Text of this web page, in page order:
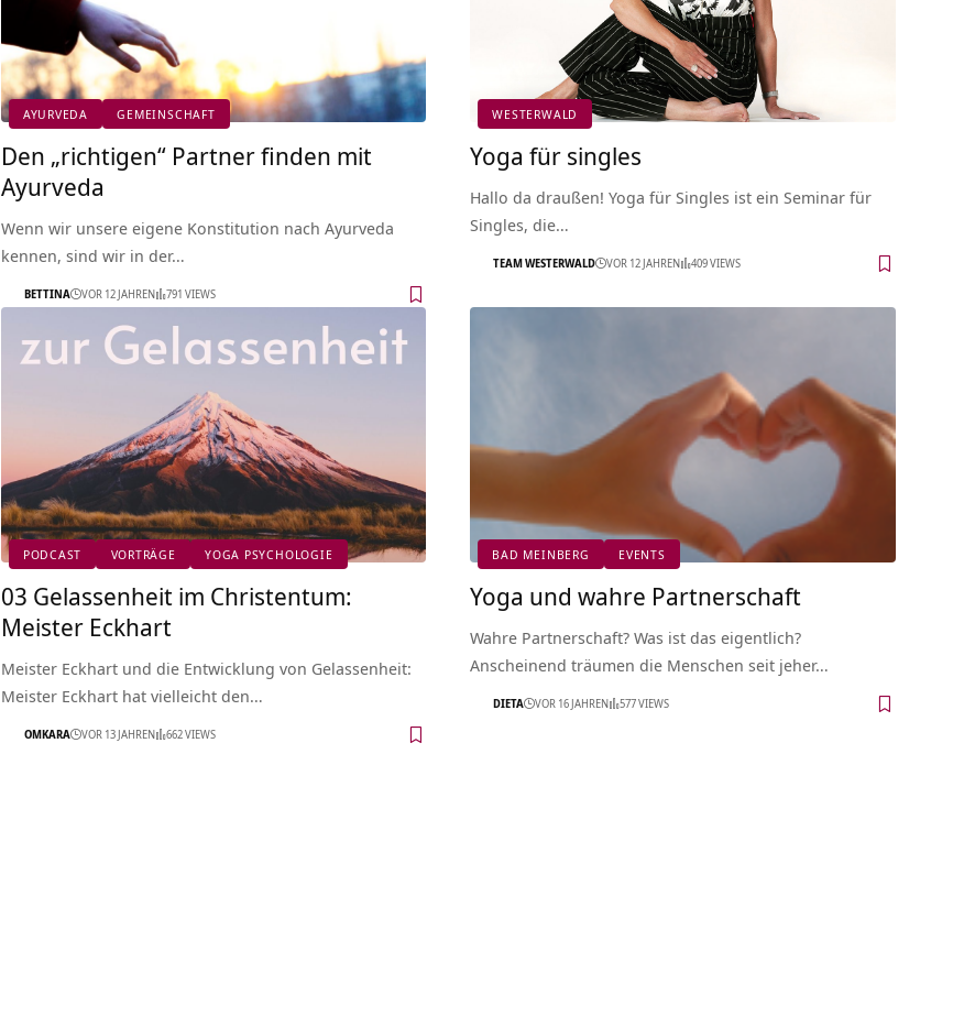
AYURVEDA GEMEINSCHAFT
Den „richtigen“ Partner finden mit
Ayurveda
Wenn wir unsere eigene Konstitution nach Ayurveda
kennen, sind wir in der…
BETTINA VOR 12 JAHREN 791 VIEWS
WESTERWALD
Yoga für singles
Hallo da draußen! Yoga für Singles ist ein Seminar für
Singles, die…
TEAM WESTERWALD VOR 12 JAHREN 409 VIEWS
PODCAST VORTRÄGE YOGA PSYCHOLOGIE
03 Gelassenheit im Christentum:
Meister Eckhart
Meister Eckhart und die Entwicklung von Gelassenheit:
Meister Eckhart hat vielleicht den…
OMKARA VOR 13 JAHREN 662 VIEWS
BAD MEINBERG EVENTS
Yoga und wahre Partnerschaft
Wahre Partnerschaft? Was ist das eigentlich?
Anscheinend träumen die Menschen seit jeher…
DIETA VOR 16 JAHREN 577 VIEWS